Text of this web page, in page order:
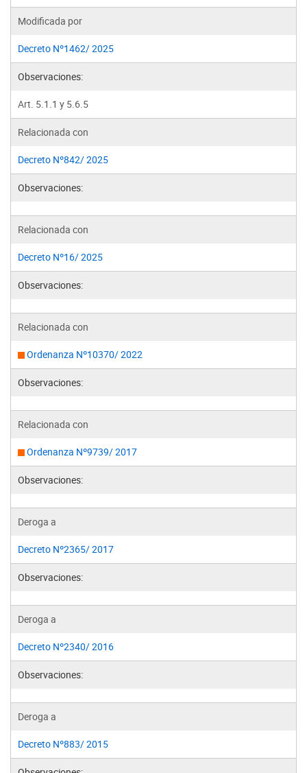
Modificada por
Decreto Nº1462/ 2025
Observaciones:
Art. 5.1.1 y 5.6.5
Relacionada con
Decreto Nº842/ 2025
Observaciones:
Relacionada con
Decreto Nº16/ 2025
Observaciones:
Relacionada con
Ordenanza Nº10370/ 2022
Observaciones:
Relacionada con
Ordenanza Nº9739/ 2017
Observaciones:
Deroga a
Decreto Nº2365/ 2017
Observaciones:
Deroga a
Decreto Nº2340/ 2016
Observaciones:
Deroga a
Decreto Nº883/ 2015